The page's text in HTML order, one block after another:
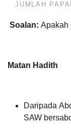
JUMLAH
Soalan: Apakah
Matan Hadith
Daripada
SAW